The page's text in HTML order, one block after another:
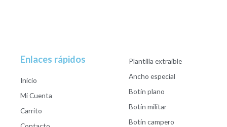
Enlaces rápidos
Inicio
Mi Cuenta
Carrito
Plantilla extraible
Ancho especial
Botín plano
Botín militar
Botín campero